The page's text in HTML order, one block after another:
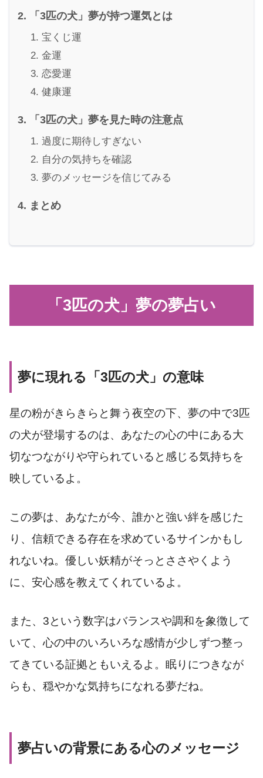
「3匹の犬」夢が持つ運気とは
宝くじ運
金運
恋愛運
健康運
「3匹の犬」夢を見た時の注意点
過度に期待しすぎない
自分の気持ちを確認
夢のメッセージを信じてみる
まとめ
「3匹の犬」夢の夢占い
夢に現れる「3匹の犬」の意味
星の粉がきらきらと舞う夜空の下、夢の中で3匹
の犬が登場するのは、あなたの心の中にある大
切なつながりや守られていると感じる気持ちを
映しているよ。
この夢は、あなたが今、誰かと強い絆を感じた
り、信頼できる存在を求めているサインかもし
れないね。優しい妖精がそっとささやくよう
に、安心感を教えてくれているよ。
また、3という数字はバランスや調和を象徴して
いて、心の中のいろいろな感情が少しずつ整っ
てきている証拠ともいえるよ。眠りにつきなが
らも、穏やかな気持ちになれる夢だね。
夢占いの背景にある心のメッセージ